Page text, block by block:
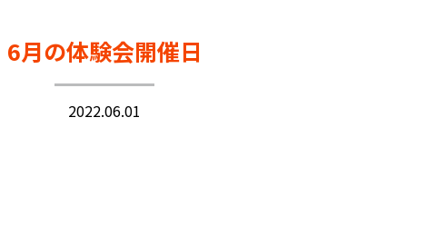
6月の体験会開催日
2022.06.01